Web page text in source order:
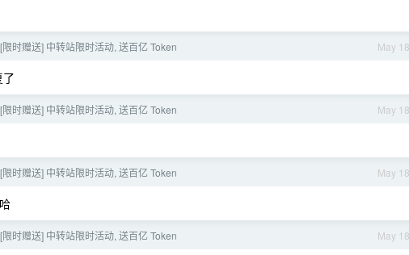
May 18
[限时赠送] 中转站限时活动, 送百亿 Token
May 18
[限时赠送] 中转站限时活动, 送百亿 Token
May 18
[限时赠送] 中转站限时活动, 送百亿 Token
May 18
[限时赠送] 中转站限时活动, 送百亿 Token